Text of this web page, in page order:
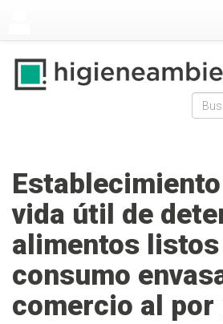
vida útil de
alimentos listos
consumo
comercio al por